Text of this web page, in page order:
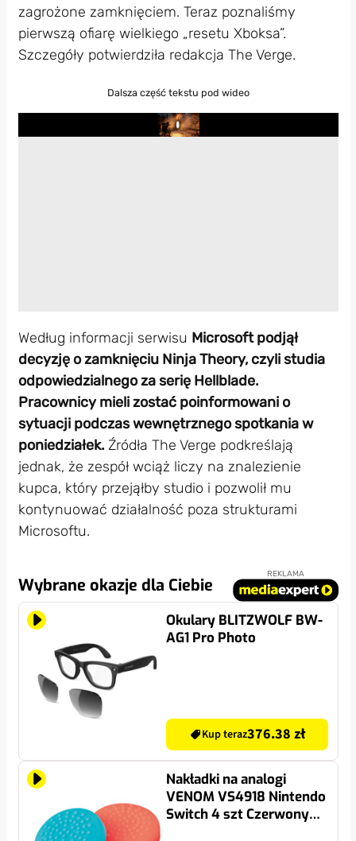
zagrożone zamknięciem. Teraz poznaliśmy
pierwszą ofiarę wielkiego „resetu Xboksa”.
Szczegóły potwierdziła redakcja The Verge.
Dalsza część tekstu pod wideo
Play
Według informacji serwisu Microsoft podjął
decyzję o zamknięciu Ninja Theory, czyli studia
odpowiedzialnego za serię Hellblade.
Pracownicy mieli zostać poinformowani o
sytuacji podczas wewnętrznego spotkania w
poniedziałek. Źródła The Verge podkreślają
jednak, że zespół wciąż liczy na znalezienie
kupca, który przejąłby studio i pozwolił mu
kontynuować działalność poza strukturami
Microsoftu.
Wybrane okazje dla Ciebie
REKLAMA
Okulary BLITZWOLF BW-
AG1 Pro Photo
Kup teraz376.38 zł
Nakładki na analogi
VENOM VS4918 Nintendo
Switch 4 szt Czerwony